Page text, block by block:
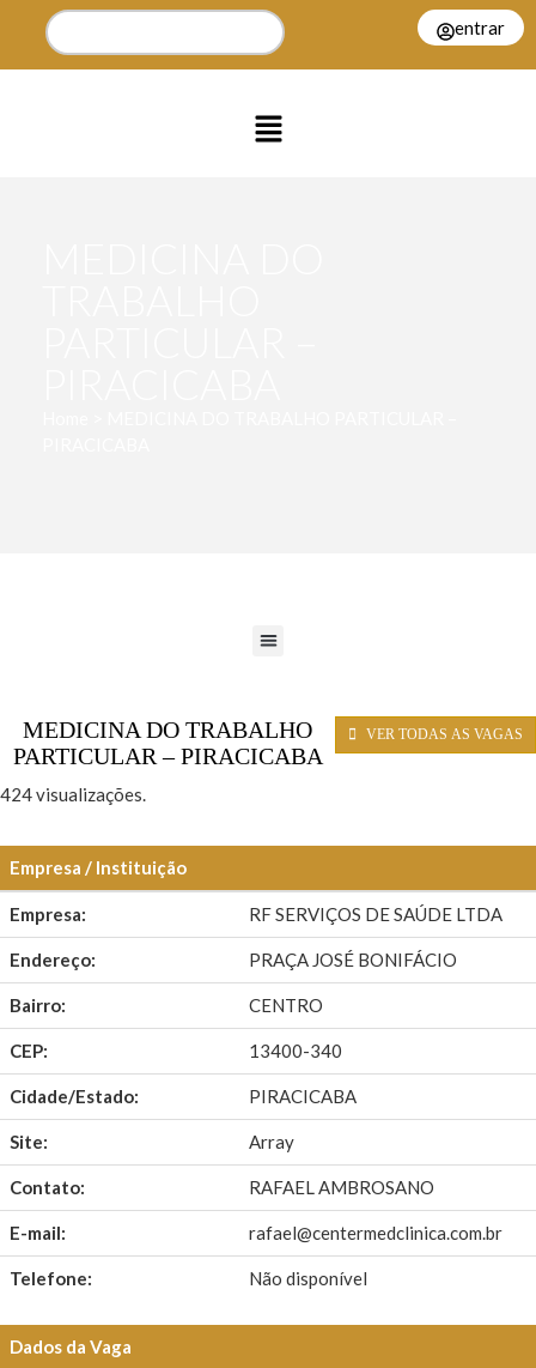
entrar
VER TODAS AS VAGAS
MEDICINA DO TRABALHO
PARTICULAR – PIRACICABA
424 visualizações.
Empresa / Instituição
Empresa: RF SERVIÇOS DE SAÚDE LTDA
Endereço: PRAÇA JOSÉ BONIFÁCIO
Bairro: CENTRO
CEP: 13400-340
Cidade/Estado: PIRACICABA
Site: Array
Contato: RAFAEL AMBROSANO
E-mail: rafael@centermedclinica.com.br
Telefone: Não disponível
Dados da Vaga